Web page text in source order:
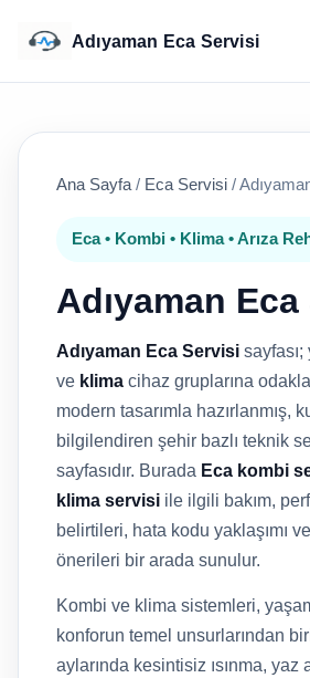
Adıyaman Eca Servisi
Ana Sayfa / Eca Servisi /
Eca • Kombi • Klima • Arıza
Adıyaman
Adıyaman Eca Servisi sayfası;
ve klima cihaz gruplarına
modern tasarımla hazırlanmış,
bilgilendiren şehir bazlı teknik
sayfasıdır. Burada Eca kombi
klima servisi ile ilgili bakım,
belirtileri, hata kodu yaklaşımı
önerileri bir arada sunulur.
Kombi ve klima sistemleri,
konforun temel unsurlarından
aylarında kesintisiz ısınma, yaz